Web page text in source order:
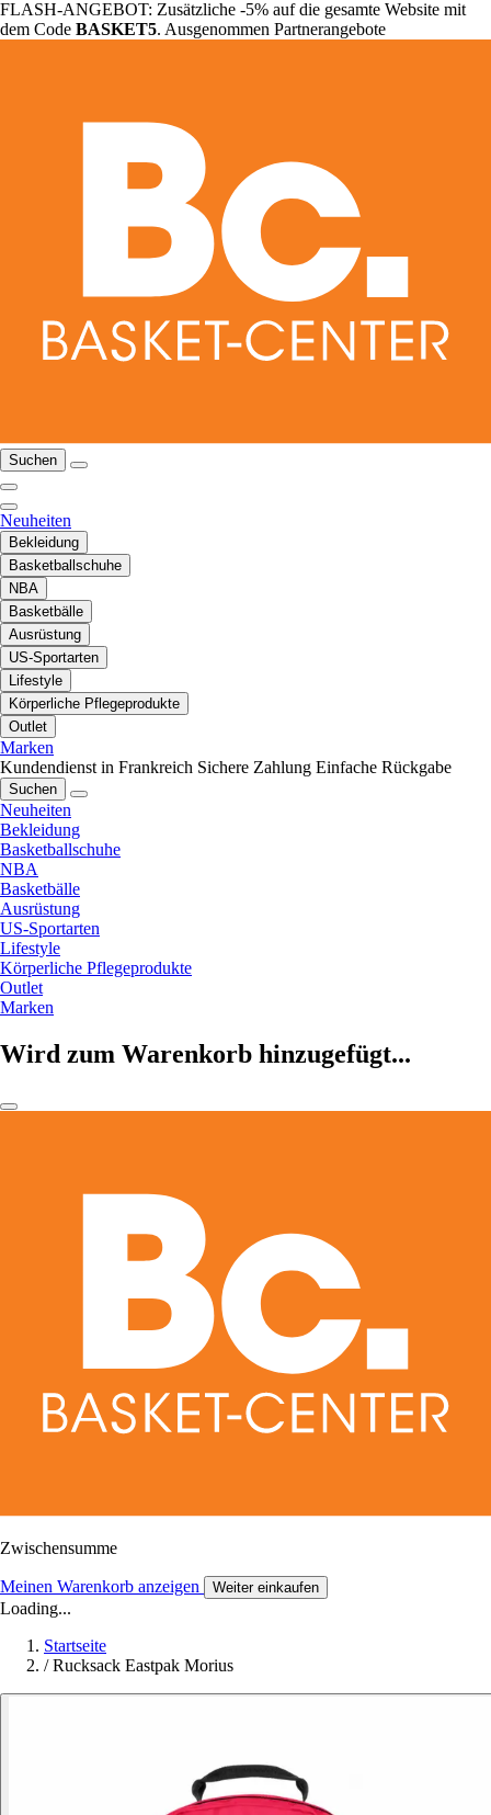
FLASH-ANGEBOT: Zusätzliche -5% auf die gesamte Website mit
dem Code BASKET5. Ausgenommen Partnerangebote
Suchen
Neuheiten
Bekleidung
Basketballschuhe
NBA
Basketbälle
Ausrüstung
US-Sportarten
Lifestyle
Körperliche Pflegeprodukte
Outlet
Marken
Kundendienst in Frankreich Sichere Zahlung Einfache Rückgabe
Suchen
Neuheiten
Bekleidung
Basketballschuhe
NBA
Basketbälle
Ausrüstung
US-Sportarten
Lifestyle
Körperliche Pflegeprodukte
Outlet
Marken
Wird zum Warenkorb hinzugefügt...
Zwischensumme
Meinen Warenkorb anzeigen Weiter einkaufen
Loading...
Startseite
/ Rucksack Eastpak Morius